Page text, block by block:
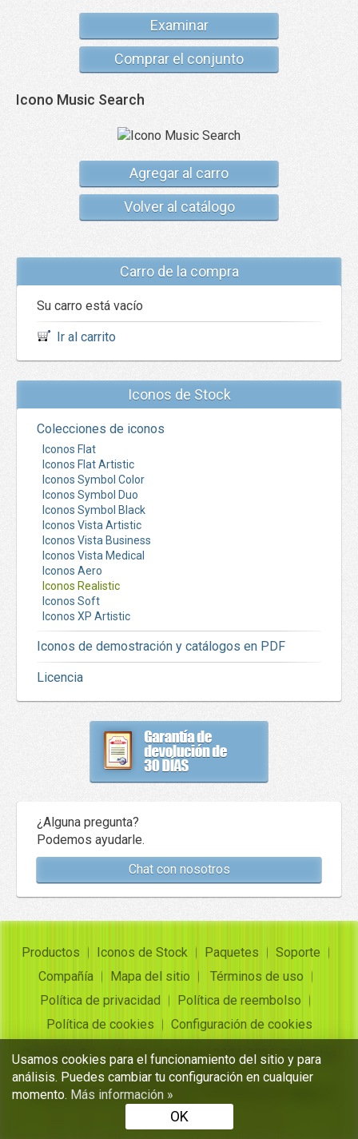
Examinar
Comprar el conjunto
Icono Music Search
Agregar al carro
Volver al catálogo
Carro de la compra
Su carro está vacío
Ir al carrito
Iconos de Stock
Colecciones de iconos
Iconos Flat
Iconos Flat Artistic
Iconos Symbol Color
Iconos Symbol Duo
Iconos Symbol Black
Iconos Vista Artistic
Iconos Vista Business
Iconos Vista Medical
Iconos Aero
Iconos Realistic
Iconos Soft
Iconos XP Artistic
Iconos de demostración y catálogos en PDF
Licencia
¿Alguna pregunta?
Podemos ayudarle.
Chat con nosotros
Productos Iconos de Stock Paquetes
Soporte
Compañía
Mapa del sitio
Términos de uso
Política de privacidad
Política de reembolso
Política de cookies
Configuración de cookies
Copyright ©Insofta Development 2004-2026. Todos los
derechos reservados
Conjuntos de iconos gratuitos, convertidor de imagen a
icono
Usamos cookies para el funcionamiento del sitio y para
análisis. Puedes cambiar tu configuración en cualquier
momento. Más información »
OK